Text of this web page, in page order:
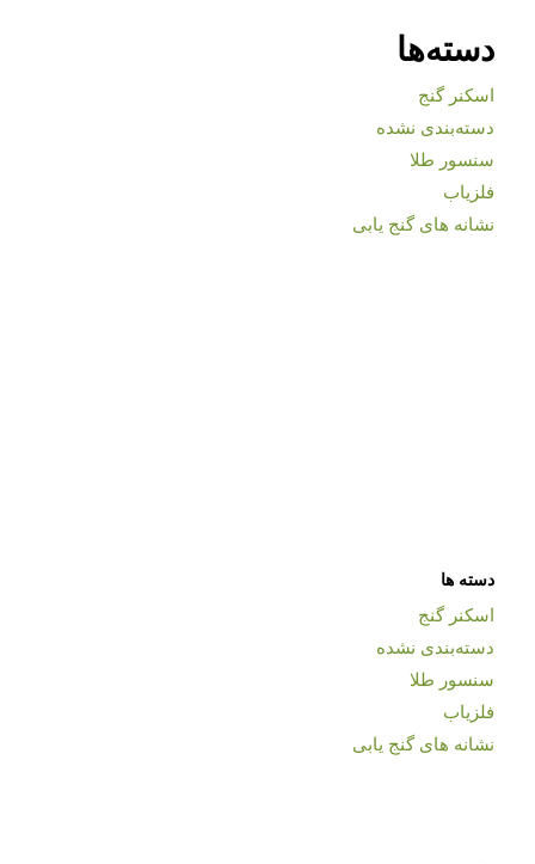
دسته‌ها
اسکنر گنج
دسته‌بندی نشده
سنسور طلا
فلزیاب
نشانه های گنج یابی
دسته ها
اسکنر گنج
دسته‌بندی نشده
سنسور طلا
فلزیاب
نشانه های گنج یابی